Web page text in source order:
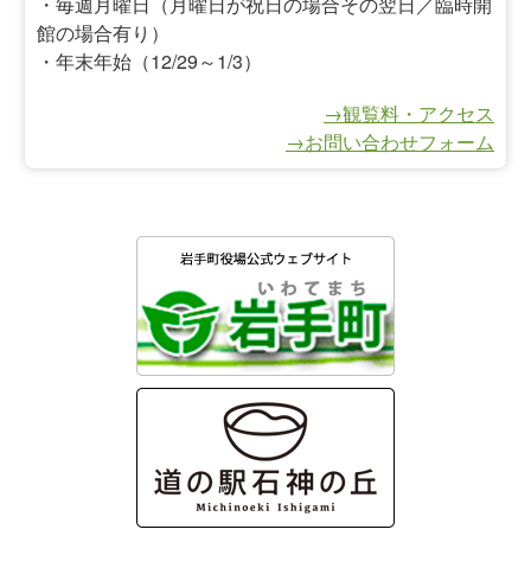
館の場合有り）
・年末年始（12/29～1/3）
→観覧料・アクセス
→お問い合わせフォーム